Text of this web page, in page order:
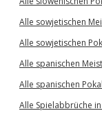
Alle sowjetischen
Alle sowjetischen
Alle spanischen
Alle spanischen
Alle Spielabbrüche